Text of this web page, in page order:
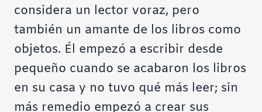
considera un lector voraz, pero
también un amante de los libros como
objetos. Él empezó a escribir desde
pequeño cuando se acabaron los libros
en su casa y no tuvo qué más leer; sin
más remedio empezó a crear sus